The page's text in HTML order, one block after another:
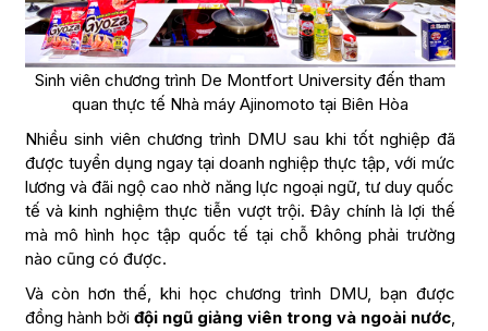
Sinh viên chương trình De Montfort University đến tham
quan thực tế Nhà máy Ajinomoto tại Biên Hòa
Nhiều sinh viên chương trình DMU sau khi tốt nghiệp đã
được tuyển dụng ngay tại doanh nghiệp thực tập, với mức
lương và đãi ngộ cao nhờ năng lực ngoại ngữ, tư duy quốc
tế và kinh nghiệm thực tiễn vượt trội. Đây chính là lợi thế
mà mô hình học tập quốc tế tại chỗ không phải trường
nào cũng có được.
Và còn hơn thế, khi học chương trình DMU, bạn được
đồng hành bởi đội ngũ giảng viên trong và ngoài nước,